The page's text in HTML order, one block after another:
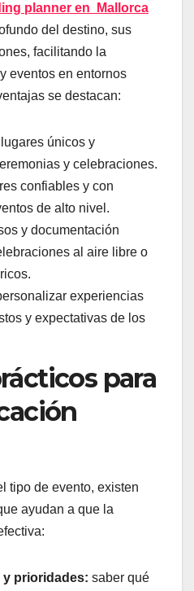
planner en Mallorca
del destino, sus
facilitando la
eventos en entornos
se destacan:
únicos y
y celebraciones.
confiables y con
de alto nivel.
y documentación
al aire libre o
experiencias
y expectativas de los
para
tipo de evento, existen
ayudan a que la
y prioridades: saber qué